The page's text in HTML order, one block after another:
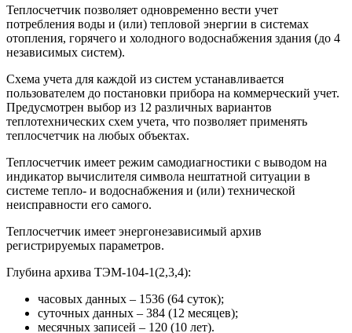
Теплосчетчик позволяет одновременно вести учет
потребления воды и (или) тепловой энергии в системах
отопления, горячего и холодного водоснабжения здания (до 4
независимых систем).
Схема учета для каждой из систем устанавливается
пользователем до постановки прибора на коммерческий учет.
Предусмотрен выбор из 12 различных вариантов
теплотехнических схем учета, что позволяет применять
теплосчетчик на любых объектах.
Теплосчетчик имеет режим самодиагностики с выводом на
индикатор вычислителя символа нештатной ситуации в
системе тепло- и водоснабжения и (или) технической
неисправности его самого.
Теплосчетчик имеет энергонезависимый архив
регистрируемых параметров.
Глубина архива ТЭМ-104-1(2,3,4):
часовых данных – 1536 (64 суток);
суточных данных – 384 (12 месяцев);
месячных записей – 120 (10 лет).